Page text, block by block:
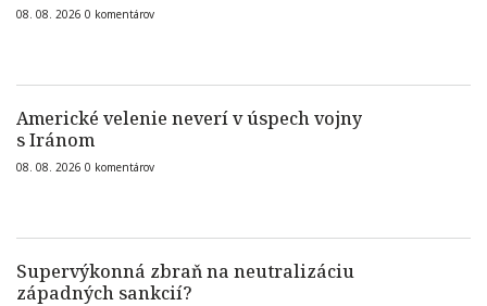
08. 08. 2026 0 komentárov
Americké velenie neverí v úspech vojny
s Iránom
08. 08. 2026 0 komentárov
Supervýkonná zbraň na neutralizáciu
západných sankcií?